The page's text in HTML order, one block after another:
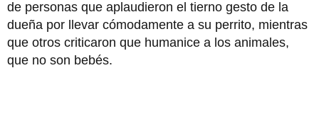
de personas que aplaudieron el tierno gesto de la
dueña por llevar cómodamente a su perrito, mientras
que otros criticaron que humanice a los animales,
que no son bebés.